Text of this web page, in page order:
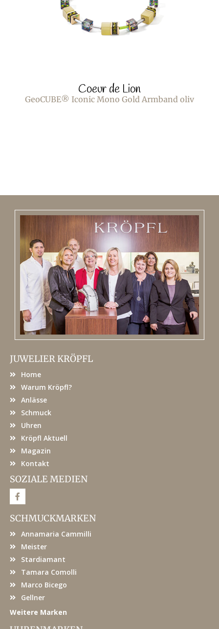
Coeur de Lion
GeoCUBE® Iconic Mono Gold Armband oliv
JUWELIER KRÖPFL
Home
Warum Kröpfl?
Anlässe
Schmuck
Uhren
Kröpfl Aktuell
Magazin
Kontakt
SOZIALE MEDIEN
F
a
e
b
o
SCHMUCKMARKEN
Annamaria Cammilli
Meister
Stardiamant
Tamara Comolli
Marco Bicego
Gellner
Weitere Marken